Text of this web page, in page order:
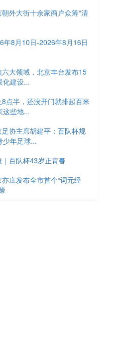
外大街十余家商户众筹“清
年8月10日-2026年8月16日
大领域，北京丰台发布15
化建设...
点半，还没开门就排起百米
这些地...
协主席胡建平：百队杯规
少年足球...
百队杯43岁正青春
庄发布全市首个“词元经